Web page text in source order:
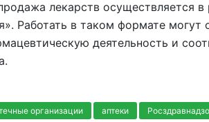
лекарств осуществляется
Работать в таком формате
деятельность и
организации аптеки